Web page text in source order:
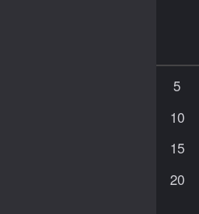
5
10
15
20